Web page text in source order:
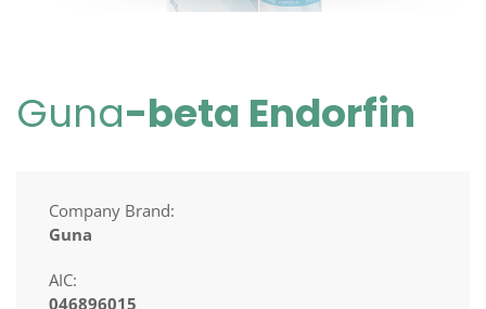
Guna-beta Endorfin
Company Brand:
Guna
AIC:
046896015